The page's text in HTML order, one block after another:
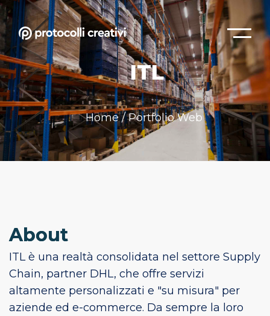
ITL
Home / Portfolio Web
About
ITL è una realtà consolidata nel settore Supply
Chain, partner DHL, che offre servizi
altamente personalizzati e "su misura" per
aziende ed e-commerce. Da sempre la loro